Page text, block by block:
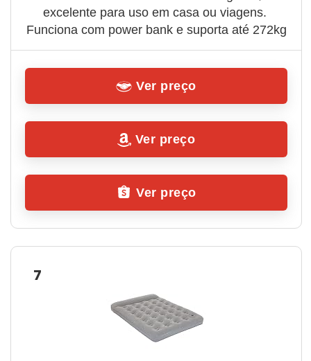
excelente para uso em casa ou viagens.
Funciona com power bank e suporta até 272kg
Ver preço
Ver preço
Ver preço
7